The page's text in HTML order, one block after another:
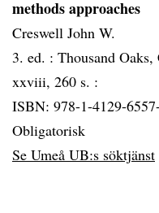
methods approaches
Creswell John W.
3. ed. : Thousand
xxviii, 260 s. :
ISBN: 978-1-4129-
Obligatorisk
Se Umeå UB:s söktjänst